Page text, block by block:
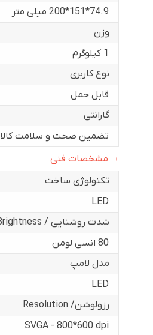
74.9*151*200 میلی متر
وزن
1 کیلوگرم
نوع کاربری
قابل حمل
گارانتی
تضمین صحت و سلامت کالا
مشخصات فنی
تکنولوژی ساخت
LED
شدت روشنایی / Brightness
80 انسی لومن
مدل لامپ
LED
رزولوشن/ Resolution
SVGA - 800*600 dpi